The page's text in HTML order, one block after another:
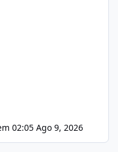
02:05 Ago 9, 2026